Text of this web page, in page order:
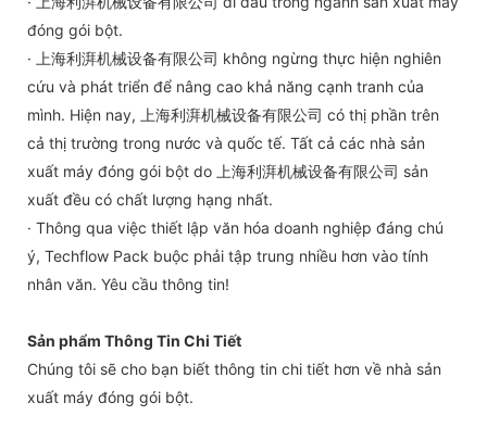
đóng gói bột.
· 上海利湃机械设备有限公司 không ngừng thực hiện nghiên
cứu và phát triển để nâng cao khả năng cạnh tranh của
mình. Hiện nay, 上海利湃机械设备有限公司 có thị phần trên
cả thị trường trong nước và quốc tế. Tất cả các nhà sản
xuất máy đóng gói bột do 上海利湃机械设备有限公司 sản
xuất đều có chất lượng hạng nhất.
· Thông qua việc thiết lập văn hóa doanh nghiệp đáng chú
ý, Techflow Pack buộc phải tập trung nhiều hơn vào tính
nhân văn. Yêu cầu thông tin!
Sản phẩm Thông Tin Chi Tiết
Chúng tôi sẽ cho bạn biết thông tin chi tiết hơn về nhà sản
xuất máy đóng gói bột.